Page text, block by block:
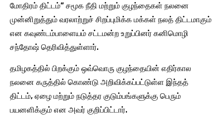
மோதிரம் திட்டம்” சமூக நீதி மற்றும் குழந்தைகள் நலனை
முன்னிறுத்தும் வரலாற்றுச் சிறப்புமிக்க மக்கள் நலத் திட்டமாகும்
என கவுண்டம்பாளையம் சட்டமன்ற உறுப்பினர் கனிமொழி
சந்தோஷ் தெரிவித்துள்ளார்.
தமிழகத்தில் பிறக்கும் ஒவ்வொரு குழந்தையின் எதிர்கால
நலனை கருத்தில் கொண்டு அறிவிக்கப்பட்டுள்ள இந்தத்
திட்டம், ஏழை மற்றும் நடுத்தர குடும்பங்களுக்கு பெரும்
பயனளிக்கும் என அவர் குறிப்பிட்டார்.